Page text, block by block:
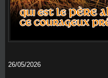
26/05/2026